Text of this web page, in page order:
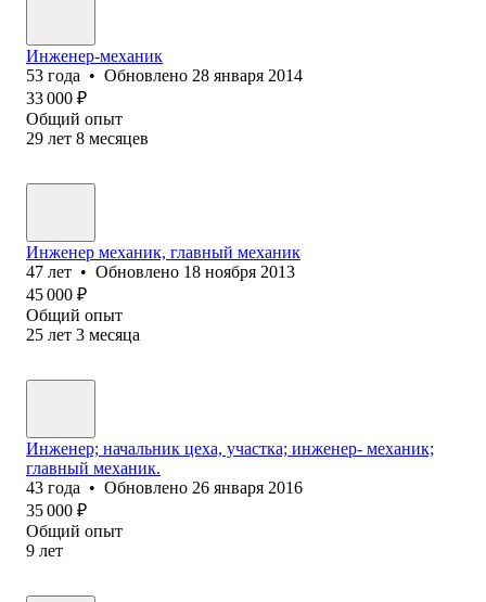
Инженер-механик
53 года • Обновлено 28 января 2014
33 000 ₽
Общий опыт
29 лет 8 месяцев
Инженер механик, главный механик
47 лет • Обновлено 18 ноября 2013
45 000 ₽
Общий опыт
25 лет 3 месяца
Инженер; начальник цеха, участка; инженер- механик;
главный механик.
43 года • Обновлено 26 января 2016
35 000 ₽
Общий опыт
9 лет